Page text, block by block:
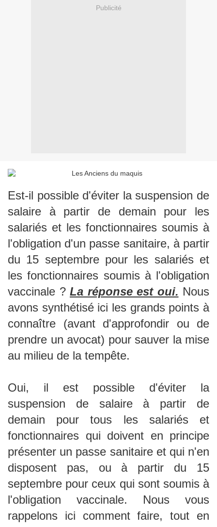
Publicité
Est-il possible d'éviter la suspension de
salaire à partir de demain pour les
salariés et les fonctionnaires soumis à
l'obligation d'un passe sanitaire, à partir
du 15 septembre pour les salariés et
les fonctionnaires soumis à l'obligation
vaccinale ? La réponse est oui. Nous
avons synthétisé ici les grands points à
connaître (avant d'approfondir ou de
prendre un avocat) pour sauver la mise
au milieu de la tempête.
Oui, il est possible d'éviter la
suspension de salaire à partir de
demain pour tous les salariés et
fonctionnaires qui doivent en principe
présenter un passe sanitaire et qui n'en
disposent pas, ou à partir du 15
septembre pour ceux qui sont soumis à
l'obligation vaccinale. Nous vous
rappelons ici comment faire, tout en